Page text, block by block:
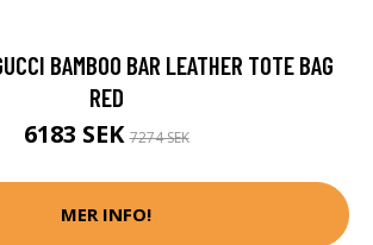
BAMBOO BAR LEATHER TOTE BAG
RED
6183 SEK7274 SEK
MER INFO!